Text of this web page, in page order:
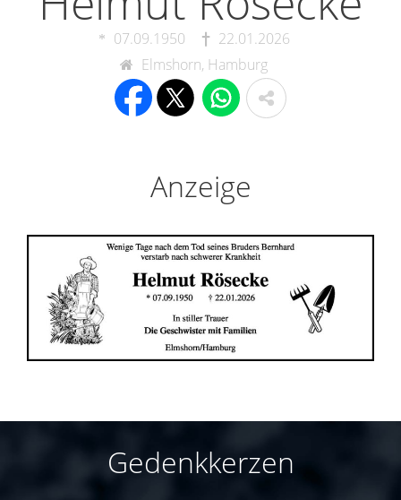
07.09.1950
22.01.2026
Elmshorn, Hamburg
Anzeige
Gedenkkerzen